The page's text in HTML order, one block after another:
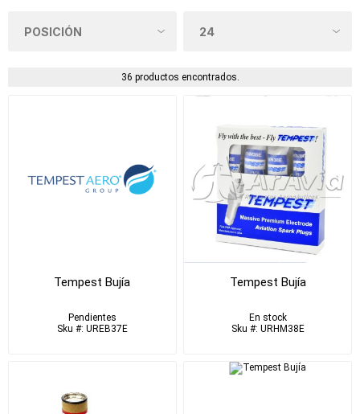
36 productos encontrados.
Tempest Bujía
Pendientes
Sku #: UREB37E
Tempest Bujía
En stock
Sku #: URHM38E